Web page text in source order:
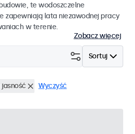
te wodoszczelne
zapewniają lata niezawodnej pracy
w terenie.
Zobacz więcej
Sortuj
jasność Wyczyść